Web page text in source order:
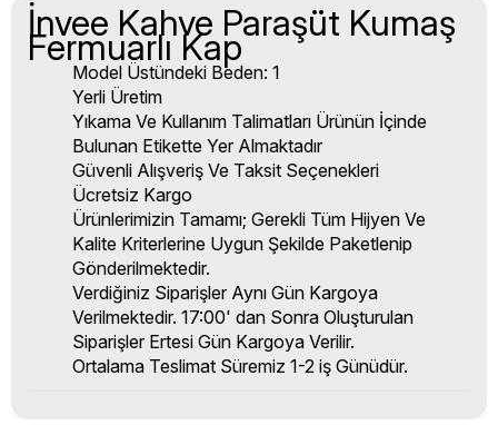
İnvee Kahve Paraşüt Kumaş
Fermuarlı Kap
Model Üstündeki Beden: 1
Yerli Üretim
Yıkama Ve Kullanım Talimatları Ürünün İçinde
Bulunan Etikette Yer Almaktadır
Güvenli Alışveriş Ve Taksit Seçenekleri
Ücretsiz Kargo
Ürünlerimizin Tamamı; Gerekli Tüm Hijyen Ve
Kalite Kriterlerine Uygun Şekilde Paketlenip
Gönderilmektedir.
Verdiğiniz Siparişler Aynı Gün Kargoya
Verilmektedir. 17:00' dan Sonra Oluşturulan
Siparişler Ertesi Gün Kargoya Verilir.
Ortalama Teslimat Süremiz 1-2 iş Günüdür.